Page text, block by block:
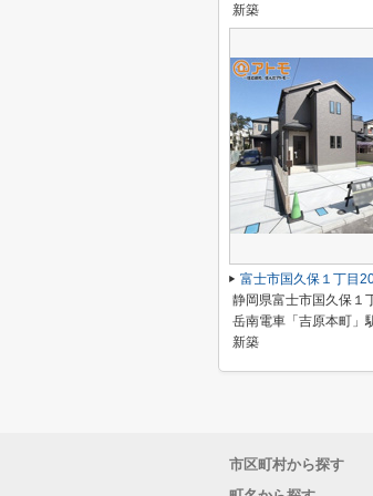
新築
静岡県富士市国久保１
岳南電車「吉原本町」
新築
市区町村から探す